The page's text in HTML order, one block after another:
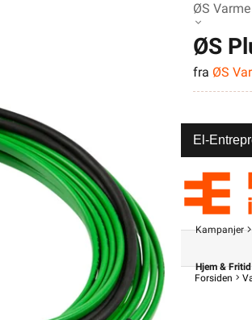
ØS
ØS
fra ØS
El-
Kampanjer
Hjem & Fritid
Forsiden